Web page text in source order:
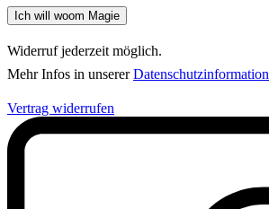
Ich will woom Magie
Widerruf jederzeit möglich.
Mehr Infos in unsererDatenschutzinformation
Vertrag widerrufen